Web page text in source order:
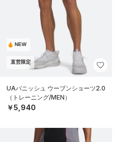
NEW
直営限定
UAバニッシュ ウーブンショーツ2.0
（トレーニング/MEN）
￥5,940